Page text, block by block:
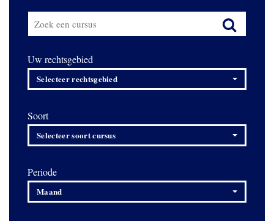
Uw rechtsgebied
Selecteer rechtsgebied
Soort
Selecteer soort cursus
Periode
Maand